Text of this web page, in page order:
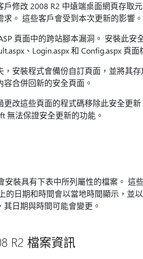
修改 2008 R2 中遠端桌面網頁存取
。 這些客戶會受到本次更新的影響。
頁面中的跨站腳本漏洞。 安裝此安
、Login.aspx 和 Config.aspx 頁
安裝程式會備份自訂頁面，並將其
合併回新的安全頁面。
更改這些頁面的程式碼移除此安全更
無法保證安全更新的功能。
安裝具有下表中所列屬性的檔案。 這
的日期和時間會以當地時間顯示，並
日期與時間可能會變更。
R2 檔案資訊